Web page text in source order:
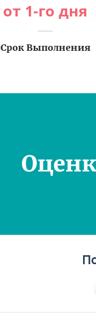
от 1-го дня
Срок Выполнения